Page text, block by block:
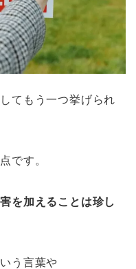
てもう一つ挙げられ
点です。
を加えることは珍し
う言葉や